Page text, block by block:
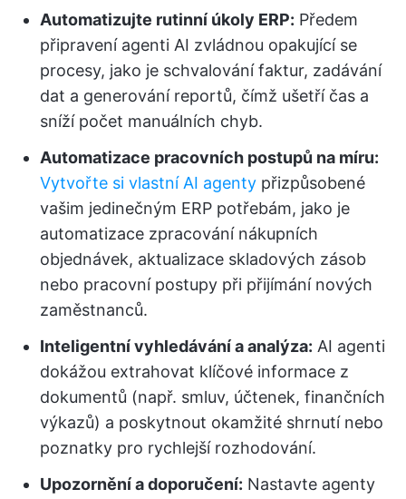
Automatizujte rutinní úkoly ERP: Předem
připravení agenti AI zvládnou opakující se
procesy, jako je schvalování faktur, zadávání
dat a generování reportů, čímž ušetří čas a
sníží počet manuálních chyb.
Automatizace pracovních postupů na míru:
Vytvořte si vlastní AI agenty přizpůsobené
vašim jedinečným ERP potřebám, jako je
automatizace zpracování nákupních
objednávek, aktualizace skladových zásob
nebo pracovní postupy při přijímání nových
zaměstnanců.
Inteligentní vyhledávání a analýza: AI agenti
dokážou extrahovat klíčové informace z
dokumentů (např. smluv, účtenek, finančních
výkazů) a poskytnout okamžité shrnutí nebo
poznatky pro rychlejší rozhodování.
Upozornění a doporučení: Nastavte agenty